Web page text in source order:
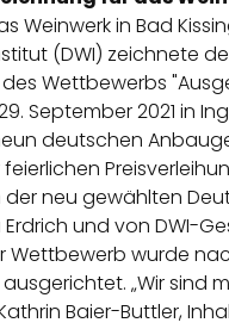
Weinwerk in Bad
(DWI) zeichnete
Wettbewerbs
September 2021 in
deutschen
neu gewählten
Erdrich und von DWI-
Wettbewerb wurde
„Wir sind
Baier-Buttler,